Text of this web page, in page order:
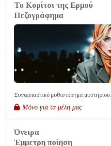
Το Κορίτσι της Ερμού
Πεζογράφημα
Συναρπαστικό μυθιστόρημα μυστηρίου.
Μόνο για τα μέλη μας
Όνειρα
Έμμετρη ποίηση